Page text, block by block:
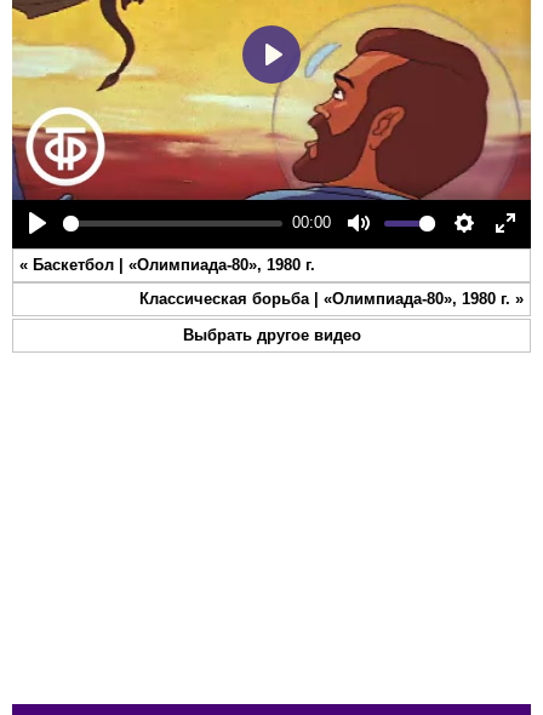
Play
00:00
Mute Settings
Play
« Баскетбол | «Олимпиада-80», 1980 г.
Классическая борьба | «Олимпиада-80», 1980 г. »
Выбрать другое видео